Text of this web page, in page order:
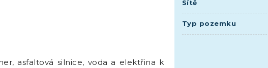
asfaltová silnice, voda a elektřina k
Sítě
Typ pozemku